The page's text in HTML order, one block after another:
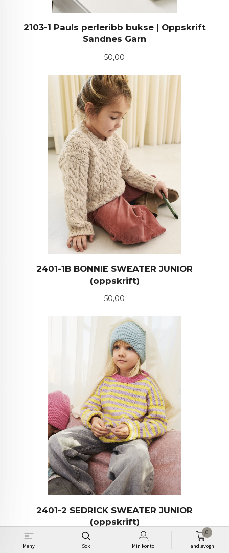
Meny Søk Min konto Handlevogn
0
2103-1 Pauls perleribb bukse | Oppskrift
Sandnes Garn
Pris
50,00
2401-1B BONNIE SWEATER JUNIOR
(oppskrift)
Pris
50,00
2401-2 SEDRICK SWEATER JUNIOR
(oppskrift)